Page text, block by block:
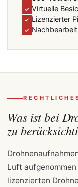
Virtuelle
Lizenzierter
Was ist bei
zu
Luft
lizenzierten